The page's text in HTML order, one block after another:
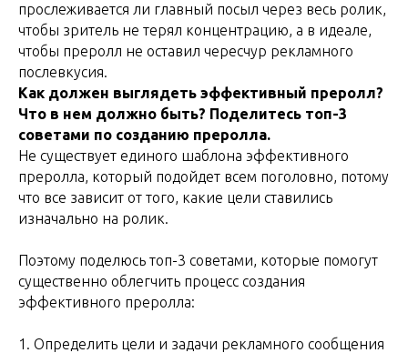
прослеживается ли главный посыл через весь ролик,
чтобы зритель не терял концентрацию, а в идеале,
чтобы преролл не оставил чересчур рекламного
послевкусия.
Как должен выглядеть эффективный преролл?
Что в нем должно быть? Поделитесь топ-3
советами по созданию преролла.
Не существует единого шаблона эффективного
преролла, который подойдет всем поголовно, потому
что все зависит от того, какие цели ставились
изначально на ролик.
Поэтому поделюсь топ-3 советами, которые помогут
существенно облегчить процесс создания
эффективного преролла:
1. Определить цели и задачи рекламного сообщения